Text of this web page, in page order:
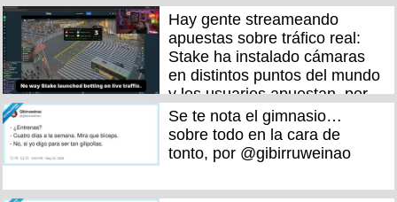
Hay gente streameando
apuestas sobre tráfico real:
Stake ha instalado cámaras
en distintos puntos del mundo
y los usuarios apuestan, por
@terrenoviral
Se te nota el gimnasio…
sobre todo en la cara de
tonto, por @gibirruweinao